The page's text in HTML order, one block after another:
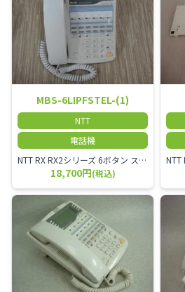
MBS-6LIPFSTEL-(1)
NTT
電話機
NTT RX RX2シリーズ 6ボタン スター回線 ISDN停電電話機-｢1｣ 通常時は標準電話機として使用でき停電時はISDN回線を利用し通話することが可能です。
18,700円(税込)